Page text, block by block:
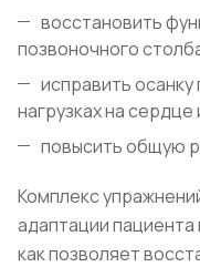
восстановить
позвоночного
исправить
нагрузках на сердце
повысить общую
Комплекс
адаптации
как позволяет